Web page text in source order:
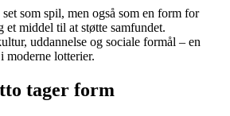
som spil, men også som en form for
middel til at støtte samfundet.
uddannelse og sociale formål – en
moderne lotterier.
tager form